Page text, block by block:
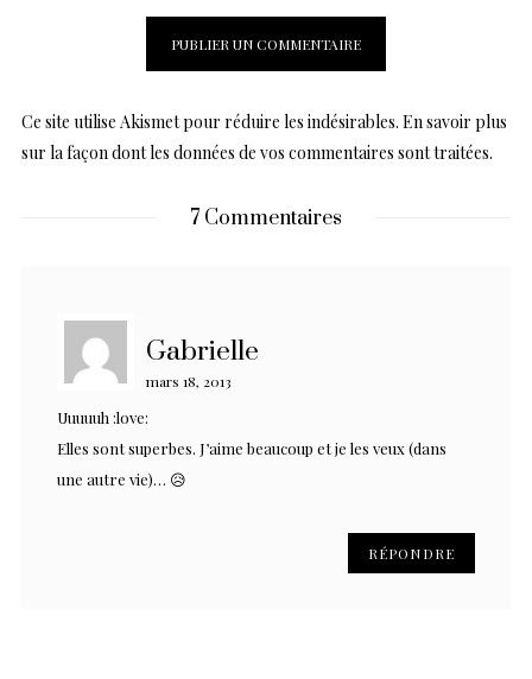
Ce site utilise Akismet pour réduire les indésirables. En savoir plus
sur la façon dont les données de vos commentaires sont traitées.
7 Commentaires
Gabrielle
mars 18, 2013
Uuuuuh :love:
Elles sont superbes. J’aime beaucoup et je les veux (dans
une autre vie)… 😥
RÉPONDRE